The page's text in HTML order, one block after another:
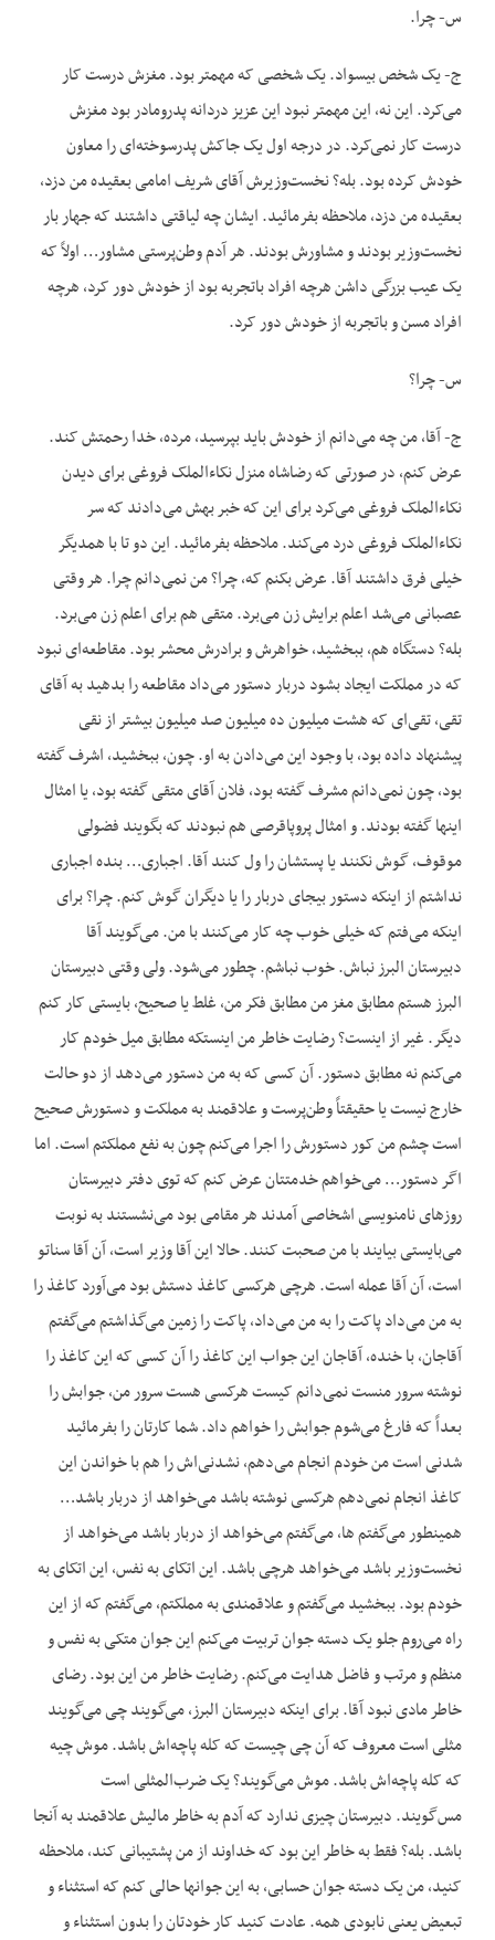
س- چرا.
ج- یک شخص بیسواد. یک شخصی که مهمتر بود. مغزش درست کار
می‌کرد. این نه، این مهمتر نبود این عزیز دردانه پدرومادر بود مغزش
درست کار نمی‌کرد. در درجه اول یک جاکش پدر‌سوخته‌ای را معاون
خودش کرده بود. بله؟ نخست‌وزیرش آقای شریف امامی بعقیده من دزد،
بعقیده من دزد، ملاحظه بفرمائید. ایشان چه لیاقتی داشتند که جهار بار
نخست‌وزیر بودند و مشاورش بودند. هر آدم وطن‌پرستی مشاور… اولاً که
یک عیب بزرگی داشن هرچه افراد باتجربه بود از خودش دور کرد، هرچه
افراد مسن و باتجربه از خودش دور کرد.
س- چرا؟
ج- آقا، من چه می‌دانم از خودش باید بپرسید، مرده، خدا رحمتش کند.
عرض کنم، در صورتی که رضاشاه منزل نکاءالملک فروغی برای دیدن
نکاءالملک فروغی می‌کرد برای این که خبر بهش می‌دادند که سر
نکاءالملک فروغی درد می‌کند. ملاحظه بفرمائید. این دو تا با همدیگر
خیلی فرق داشتند آقا. عرض بکنم که، چرا؟ من نمی‌دانم چرا. هر وقتی
عصبانی می‌شد اعلم برایش زن می‌برد. متقی هم برای اعلم زن می‌برد.
بله؟ دستگاه هم، ببخشید، خواهرش و برادرش محشر بود. مقاطعه‌ای نبود
که در مملکت ایجاد بشود دربار دستور می‌داد مقاطعه را بدهید به آقای
تقی، تقی‌ای که هشت میلیون ده میلیون صد میلیون بیشتر از نقی
پیشنهاد داده بود، با وجود این می‌دادن به او. چون، ببخشید، اشرف گفته
بود، چون نمی‌دانم مشرف گفته بود، فلان آقای متقی گفته بود، یا امثال
اینها گفته بودند. و امثال پروپاقرصی هم نبودند که بگویند فضولی
موقوف، گوش نکنند یا پستشان را ول کنند آقا. اجباری… بنده اجباری
نداشتم از اینکه دستور بیجای دربار را یا دیگران گوش کنم. چرا؟ برای
اینکه می‌فتم که خیلی خوب چه کار می‌کنند با من. می‌گویند آقا
دبیرستان البرز نباش. خوب نباشم. چطور می‌شود. ولی وقتی دبیرستان
البرز هستم مطابق مغز من مطابق فکر من، غلط یا صحیح، بایستی کار کنم
دیگر. غیر از اینست؟ رضایت خاطر من اینستکه مطابق میل خودم کار
می‌کنم نه مطابق دستور. آن کسی که به من دستور می‌دهد از دو حالت
خارج نیست یا حقیقتاً وطن‌پرست و علاقمند به مملکت و دستورش صحیح
است چشم من کور دستورش را اجرا می‌کنم چون به نفع مملکتم است. اما
اگر دستور… می‌خواهم خدمتتان عرض کنم که توی دفتر دبیرستان
روزهای نامنویسی اشخاصی آمدند هر مقامی بود می‌نشستند به نوبت
می‌بایستی بیایند با من صحبت کنند. حالا این آقا وزیر است، آن آقا سناتو
است، آن آقا عمله است. هرچی هرکسی کاغذ دستش بود می‌آورد کاغذ را
به من می‌داد پاکت را به من می‌داد، پاکت را زمین می‌گذاشتم می‌گفتم
آقاجان، با خنده، آقاجان این جواب این کاغذ را آن کسی که این کاغذ را
نوشته سرور منست نمی‌دانم کیست هرکسی هست سرور من، جوابش را
بعداً که فارغ می‌شوم جوابش را خواهم داد. شما کارتان را بفرمائید
شدنی است من خودم انجام می‌دهم، نشدنی‌اش را هم با خواندن این
کاغذ انجام نمی‌دهم هرکسی نوشته باشد می‌خواهد از دربار باشد…
همینطور می‌گفتم ها، می‌گفتم می‌خواهد از دربار باشد می‌خواهد از
نخست‌وزیر باشد می‌خواهد هرچی باشد. این اتکای به نفس، این اتکای به
خودم بود. ببخشید می‌گفتم و علاقمندی به مملکتم، می‌گفتم که از این
راه می‌روم جلو یک دسته جوان تربیت می‌کنم این جوان متکی به نفس و
منظم و مرتب و فاضل هدایت می‌کنم. رضایت خاطر من این بود. رضای
خاطر مادی نبود آقا. برای اینکه دبیرستان البرز، می‌گویند چی می‌گویند
مثلی است معروف که آن چی چیست که کله پاچه‌اش باشد. موش چیه
که کله پاچه‌اش باشد. موش می‌گویند؟ یک ضرب‌المثلی است
مس‌گویند. دبیرستان چیزی ندارد که آدم به خاطر مالیش علاقمند به آنجا
باشد. بله؟ فقط به خاطر این بود که خداوند از من پشتیبانی کند، ملاحظه
کنید، من یک دسته جوان حسابی، به این جوانها حالی کنم که استثناء و
تبعیض یعنی نابودی همه. عادت کنید کار خودتان را بدون استثناء و